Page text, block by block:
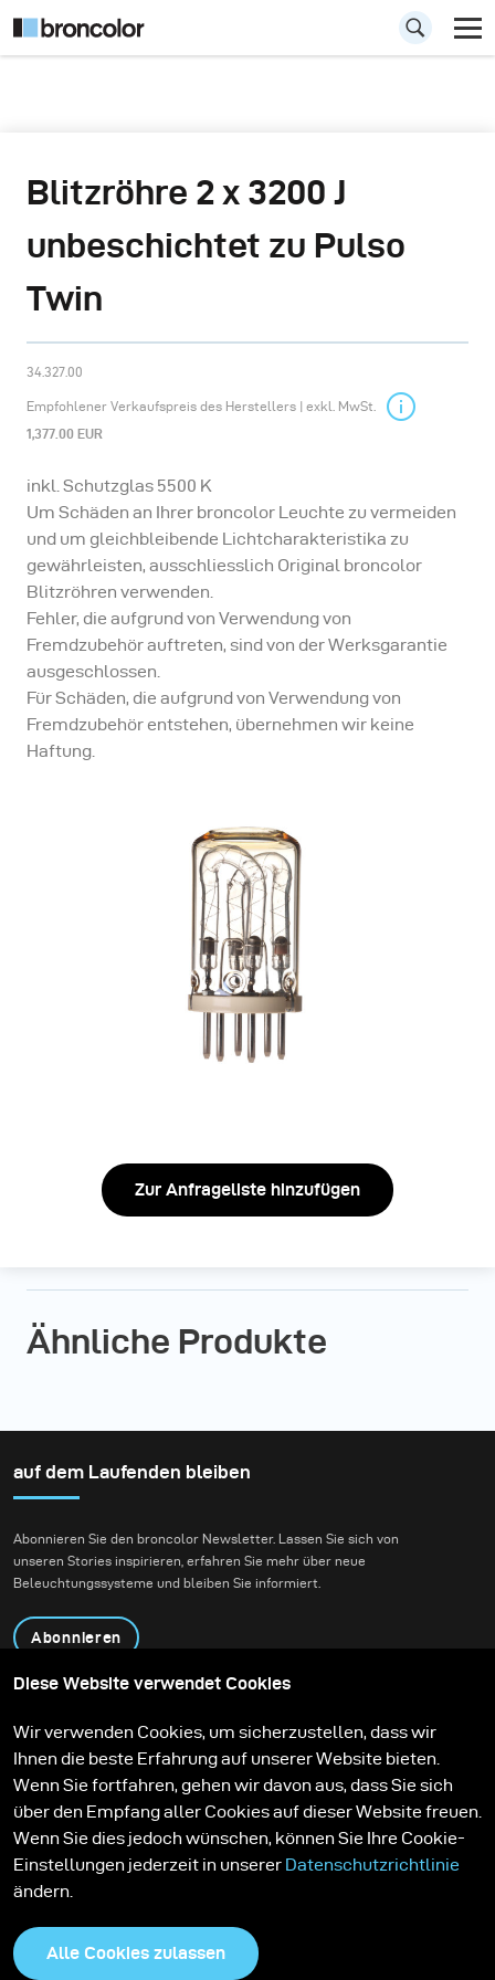
Blitzröhre 2 x 3200 J
unbeschichtet zu Pulso
Twin
34.327.00
Empfohlener Verkaufspreis des Herstellers | exkl. MwSt.
1,377.00 EUR
inkl. Schutzglas 5500 K
Um Schäden an Ihrer broncolor Leuchte zu vermeiden
und um gleichbleibende Lichtcharakteristika zu
gewährleisten, ausschliesslich Original broncolor
Blitzröhren verwenden.
Fehler, die aufgrund von Verwendung von
Fremdzubehör auftreten, sind von der Werksgarantie
ausgeschlossen.
Für Schäden, die aufgrund von Verwendung von
Fremdzubehör entstehen, übernehmen wir keine
Haftung.
Zur Anfrageliste hinzufügen
Ähnliche Produkte
auf dem Laufenden bleiben
Abonnieren Sie den broncolor Newsletter. Lassen Sie sich von
unseren Stories inspirieren, erfahren Sie mehr über neue
Beleuchtungssysteme und bleiben Sie informiert.
Abonnieren
Kontakt
Technologien
Contribute to our blog
Lernen
Support
Karriere
Media Center
Diese Website verwendet Cookies
Wir verwenden Cookies, um sicherzustellen, dass wir
Ihnen die beste Erfahrung auf unserer Website bieten.
Wenn Sie fortfahren, gehen wir davon aus, dass Sie sich
über den Empfang aller Cookies auf dieser Website freuen.
Wenn Sie dies jedoch wünschen, können Sie Ihre Cookie-
Einstellungen jederzeit in unserer Datenschutzrichtlinie
ändern.
Alle Cookies zulassen